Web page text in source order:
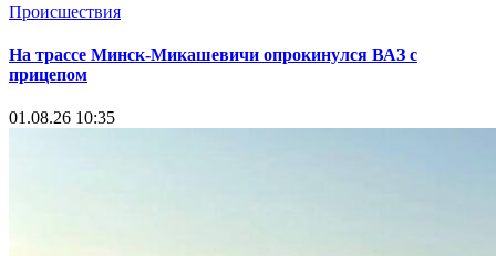
Происшествия
На трассе Минск-Микашевичи опрокинулся ВАЗ с
прицепом
01.08.26 10:35